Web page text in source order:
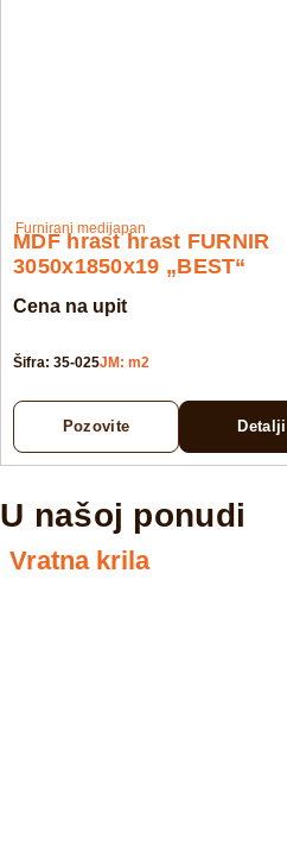
Furnirani medijapan
MDF hrast hrast FURNIR
3050x1850x19 „BEST“
Cena na upit
Šifra: 35-025JM: m2
Pozovite Detalji
U našoj ponudi
Vratna krila